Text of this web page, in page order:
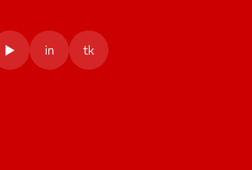
▶ in tk